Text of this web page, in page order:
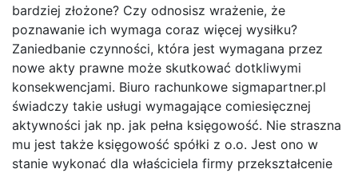
bardziej złożone? Czy odnosisz wrażenie, że
poznawanie ich wymaga coraz więcej wysiłku?
Zaniedbanie czynności, która jest wymagana przez
nowe akty prawne może skutkować dotkliwymi
konsekwencjami. Biuro rachunkowe sigmapartner.pl
świadczy takie usługi wymagające comiesięcznej
aktywności jak np. jak pełna księgowość. Nie straszna
mu jest także księgowość spółki z o.o. Jest ono w
stanie wykonać dla właściciela firmy przekształcenie